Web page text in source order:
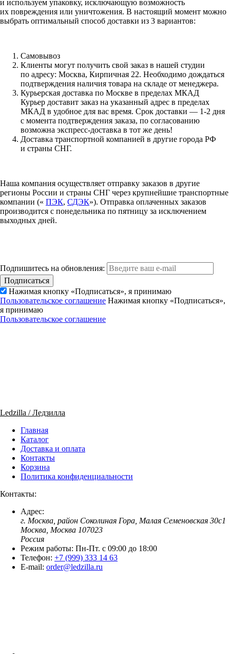
и используем упаковку, исключающую возможность
их повреждения или уничтожения. В настоящий момент можно
выбрать оптимальный способ доставки из 3 вариантов:
Самовывоз
Клиенты могут получить свой заказ в нашей студии
по адресу: Москва, Кирпичная 22. Необходимо дождаться
подтверждения наличия товара на складе от менеджера.
Курьерская доставка по Москве в пределах МКАД
Курьер доставит заказ на указанный адрес в пределах
МКАД в удобное для вас время. Срок доставки — 1-2 дня
с момента подтверждения заказа, по согласованию
возможна экспресс-доставка в тот же день!
Доставка транспортной компанией в другие города РФ
и страны СНГ.
Наша компания осуществляет отправку заказов в другие
регионы России и страны СНГ через крупнейшие транспортные
компании (« ПЭК, СДЭК»). Отправка оплаченных заказов
производится с понедельника по пятницу за исключением
выходных дней.
Подпишитесь на обновления:
Подписаться
Нажимая кнопку «Подписаться», я принимаю
Пользовательское соглашение Нажимая кнопку «Подписаться»,
я принимаю
Пользовательское соглашение
Ledzilla / Ледзилла
Главная
Каталог
Доставка и оплата
Контакты
Корзина
Политика конфиденциальности
Контакты:
Адрес:
г. Москва, район Соколиная Гора, Малая Семеновская 30с1
Москва, Москва 107023
Россия
Режим работы: Пн-Пт. c 09:00 до 18:00
Телефон: +7 (999) 333 14 63
E-mail: order@ledzilla.ru